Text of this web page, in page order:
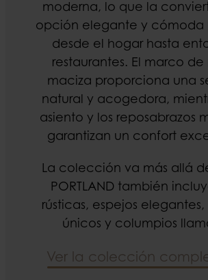
moderna, lo que la
opción elegante y cómoda
desde el hogar hasta
restaurantes. El marco
maciza proporciona una
natural y acogedora,
asiento y los reposabrazos
garantizan un confort
La colección va más allá
PORTLAND también
rústicas, espejos
únicos y columpios
Ver la colección